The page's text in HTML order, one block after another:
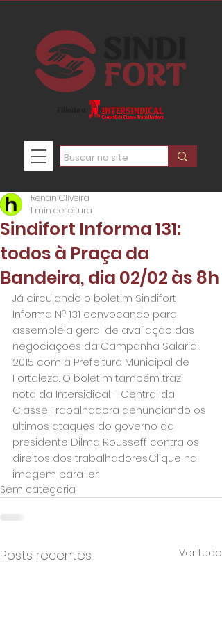
Sindifort Informa 131:
todos à Praça da
Bandeira, dia 02/02 às 8h
Renan Oliveira
1 min de leitura
Já circulando o boletim Sindifort
Informa Nº 131 convocando para
assembleia geral de avaliação das
negociações da Campanha Salarial
2015 com a Prefeitura Municipal de
Fortaleza. O boletim também traz
nota da Intersidical - Central da
Classe Trabalhadora denunciando os
últimos ataques do governo da
presidente Dilma Rousseff contra os
direitos dos trabalhadores.Clique na
imagem para ler.
Sem categoria
Posts recentes Ver tudo